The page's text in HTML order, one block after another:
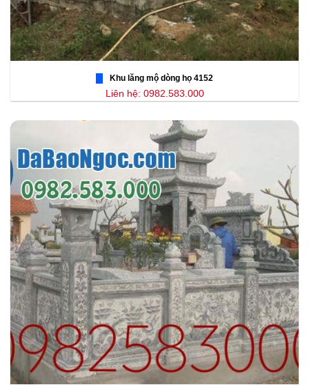
Khu lăng mộ dòng họ 4152
Liên hệ: 0982.583.000